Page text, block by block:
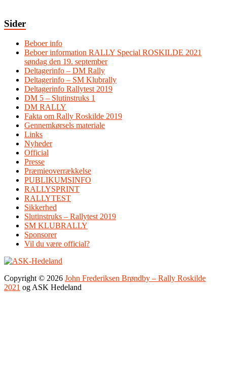
Sider
Beboer info
Beboer information RALLY Special ROSKILDE 2021
søndag den 19. september
Deltagerinfo – DM Rally
Deltagerinfo – SM Klubrally
Deltagerinfo Rallytest 2019
DM 5 – Slutinstruks 1
DM RALLY
Fakta om Rally Roskilde 2019
Gennemkørsels materiale
Links
Nyheder
Official
Presse
Præmieoverrækkelse
PUBLIKUMSINFO
RALLYSPRINT
RALLYTEST
Sikkerhed
Slutinstruks – Rallytest 2019
SM KLUBRALLY
Sponsorer
Vil du være official?
Copyright © 2026 John Frederiksen Brøndby – Rally Roskilde
2021 og ASK Hedeland